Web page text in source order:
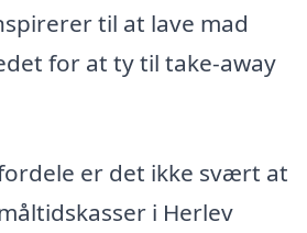
til at lave mad
for at ty til take-away
er det ikke svært at
i Herlev